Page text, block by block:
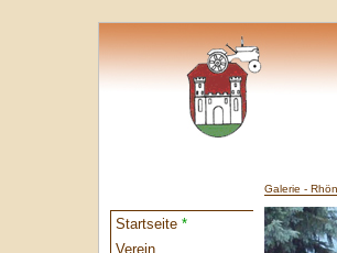
Startseite *
Verein
Galerie -